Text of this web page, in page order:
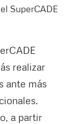
SuperCADE
realizar
ante más
a partir